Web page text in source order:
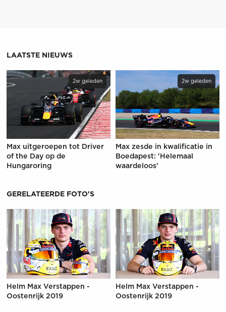
LAATSTE NIEUWS
2w geleden
Max uitgeroepen tot Driver
of the Day op de
Hungaroring
2w geleden
Max zesde in kwalificatie in
Boedapest: 'Helemaal
waardeloos'
GERELATEERDE FOTO'S
Helm Max Verstappen -
Oostenrijk 2019
Helm Max Verstappen -
Oostenrijk 2019